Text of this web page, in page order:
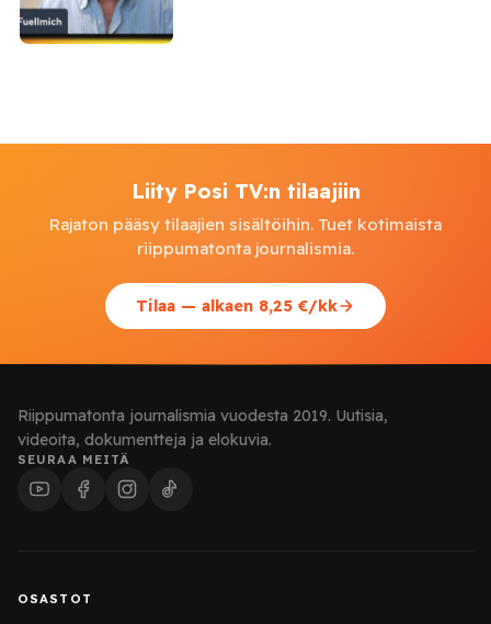
Liity Posi TV:n tilaajiin
Rajaton pääsy tilaajien sisältöihin. Tuet kotimaista
riippumatonta journalismia.
Tilaa — alkaen 8,25 €/kk
Riippumatonta journalismia vuodesta 2019. Uutisia,
videoita, dokumentteja ja elokuvia.
SEURAA MEITÄ
OSASTOT